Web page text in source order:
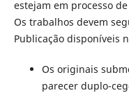
estejam em processo
Os trabalhos devem
Publicação disponíveis
Os originais
parecer duplo-